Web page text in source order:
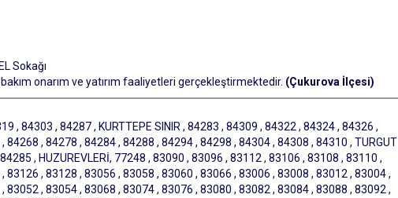
Sokağı
onarım ve yatırım faaliyetleri gerçekleştirmektedir. (Çukurova İlçesi)
, 84303 , 84287 , KURTTEPE SINIR , 84283 , 84309 , 84322 , 84324 , 84326 ,
, 84278 , 84284 , 84288 , 84294 , 84298 , 84304 , 84308 , 84310 , TURGUT
, HUZUREVLERİ, 77248 , 83090 , 83096 , 83112 , 83106 , 83108 , 83110 ,
, 83128 , 83056 , 83058 , 83060 , 83066 , 83006 , 83008 , 83012 , 83004 ,
, 83054 , 83068 , 83074 , 83076 , 83080 , 83082 , 83084 , 83088 , 83092 ,